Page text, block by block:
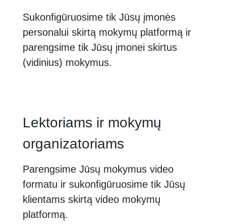
Sukonfigūruosime tik Jūsų įmonės
personalui skirtą mokymų platformą ir
parengsime tik Jūsų įmonei skirtus
(vidinius) mokymus.
Lektoriams ir mokymų
organizatoriams
Parengsime Jūsų mokymus video
formatu ir sukonfigūruosime tik Jūsų
klientams skirtą video mokymų
platformą.